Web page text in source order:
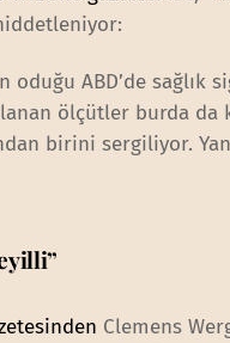
ABD’de sağlık
ölçütler burda da
birini sergiliyor.
Clemens